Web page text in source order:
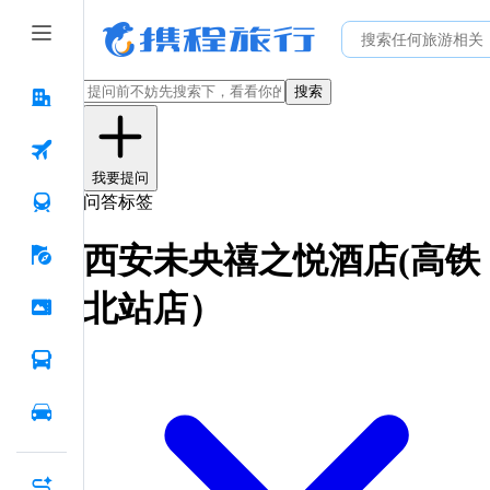
搜索
我要提问
问答标签
西安未央禧之悦酒店(高铁
北站店）